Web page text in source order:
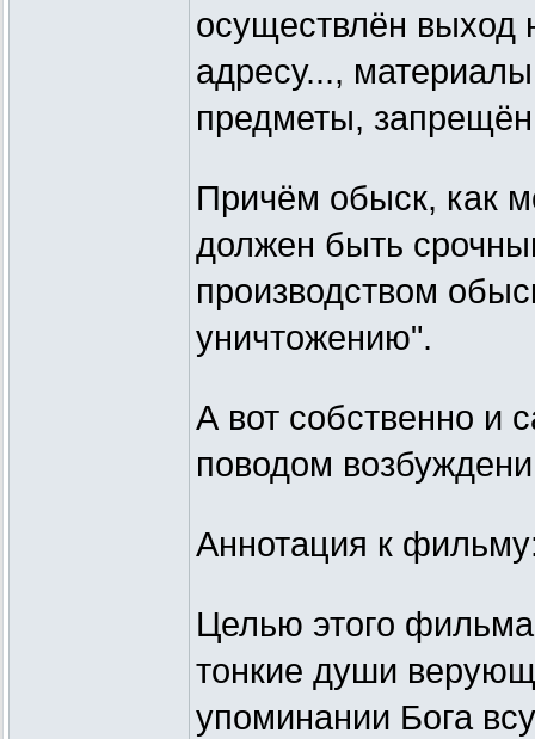
осуществлён выход
адресу...,
предметы,
Причём обыск, как
должен быть
производством
уничтожению".
А вот собственно и
поводом
Аннотация к
Целью этого
тонкие души
упоминании Бога